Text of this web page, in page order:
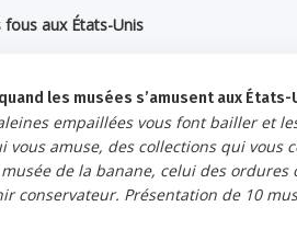
fous aux États-Unis
les musées s’amusent aux États-
empaillées vous font bailler et
vous amuse, des collections qui vous
de la banane, celui des ordures
conservateur. Présentation de 10